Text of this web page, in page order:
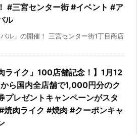
#三宮センター街 #イベント #ア
ル
ル」の開催！ 三宮センター街1丁目商店
ライク」100店舗記念！】1月12
ら国内全店舗で1,000円分のク
プレゼントキャンペーンがスタ
焼肉ライク #焼肉 #クーポンキャ